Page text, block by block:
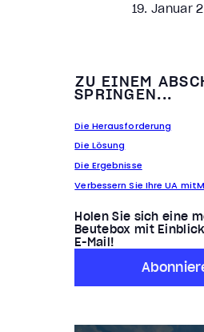
19. Januar
ZU EINEM
SPRINGEN...
Die Herausforderung
Die Lösung
Die Ergebnisse
Verbessern Sie Ihre UA
Holen Sie sich eine
Beutebox mit
E-Mail!